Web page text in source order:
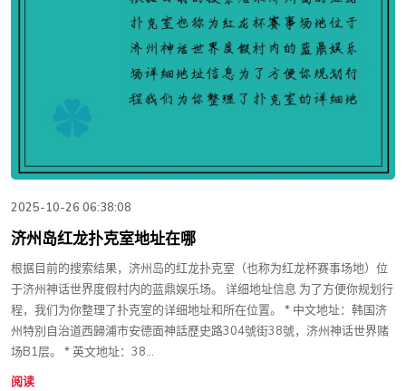
2025-10-26 06:38:08
济州岛红龙扑克室地址在哪
根据目前的搜索结果，济州岛的红龙扑克室（也称为红龙杯赛事场地）位
于济州神话世界度假村内的蓝鼎娱乐场。 详细地址信息 为了方便你规划行
程，我们为你整理了扑克室的详细地址和所在位置。 * 中文地址：韩国济
州特別自治道西歸浦市安德面神話歷史路304號街38號，济州神话世界赌
场B1层。 * 英文地址：38...
阅读